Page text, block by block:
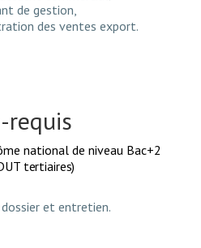
de gestion,
des ventes export.
requis
national de niveau Bac+2
tertiaires)
et entretien.